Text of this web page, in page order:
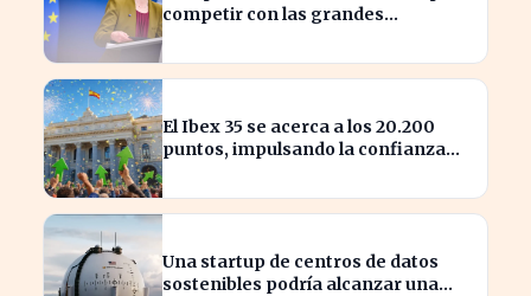
competir con las grandes
El Ibex 35 se acerca a los 20.200
puntos, impulsando la confianza
Una startup de centros de datos
sostenibles podría alcanzar una